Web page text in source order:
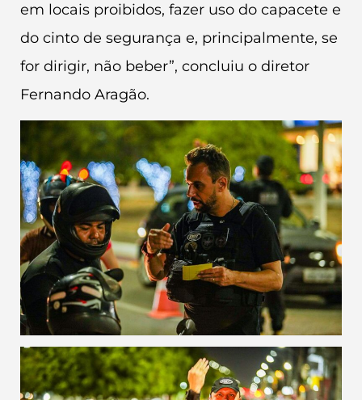
em locais proibidos, fazer uso do capacete e
do cinto de segurança e, principalmente, se
for dirigir, não beber”, concluiu o diretor
Fernando Aragão.